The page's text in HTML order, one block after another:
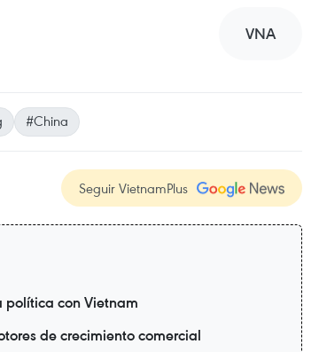
VNA
#China
Seguir VietnamPlus
política con Vietnam
de crecimiento comercial